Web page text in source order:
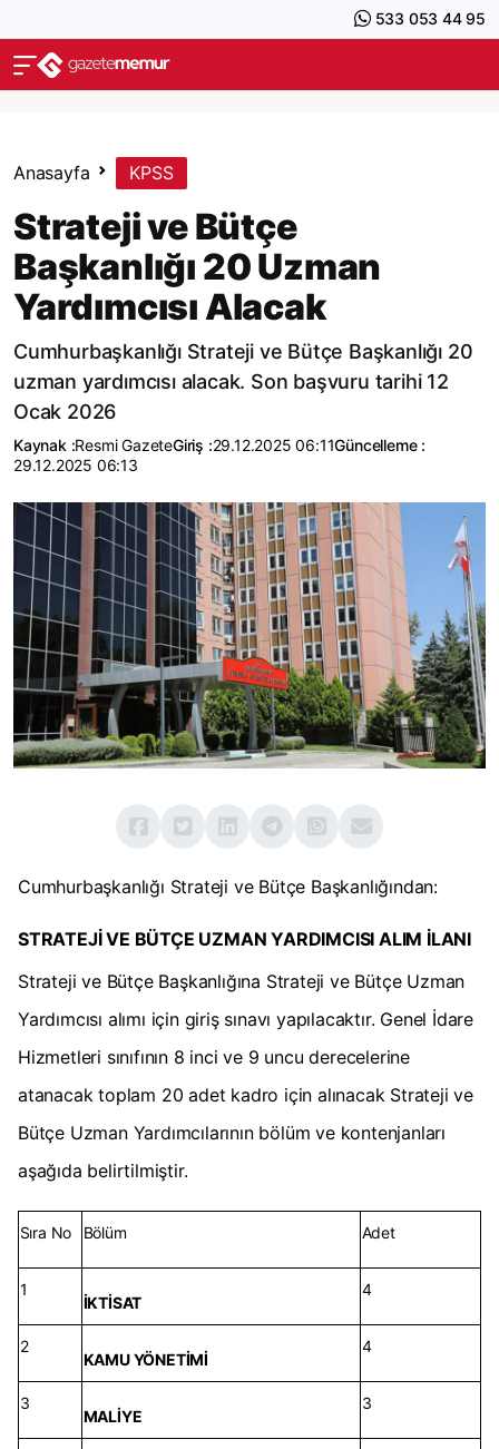
533 053 44 95
Anasayfa KPSS
Strateji ve Bütçe
Başkanlığı 20 Uzman
Yardımcısı Alacak
Cumhurbaşkanlığı Strateji ve Bütçe Başkanlığı 20
uzman yardımcısı alacak. Son başvuru tarihi 12
Ocak 2026
Kaynak :Resmi GazeteGiriş :29.12.2025 06:11Güncelleme :
29.12.2025 06:13
Cumhurbaşkanlığı Strateji ve Bütçe Başkanlığından:
STRATEJİ VE BÜTÇE UZMAN YARDIMCISI ALIM İLANI
Strateji ve Bütçe Başkanlığına Strateji ve Bütçe Uzman
Yardımcısı alımı için giriş sınavı yapılacaktır. Genel İdare
Hizmetleri sınıfının 8 inci ve 9 uncu derecelerine
atanacak toplam 20 adet kadro için alınacak Strateji ve
Bütçe Uzman Yardımcılarının bölüm ve kontenjanları
aşağıda belirtilmiştir.
Sıra No Bölüm Adet
1
İKTİSAT
4
2
KAMU YÖNETİMİ
4
3
MALİYE
3